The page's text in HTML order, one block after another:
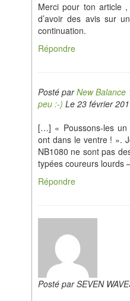
Merci pour ton article ,
d’avoir des avis sur
continuation.
Répondre
Posté parNew Balance
peu :-) Le 23 février
[…] « Poussons-les un
ont dans le ventre ! ».
NB1080 ne sont pas
typées coureurs lourds
Répondre
Posté par SEVEN